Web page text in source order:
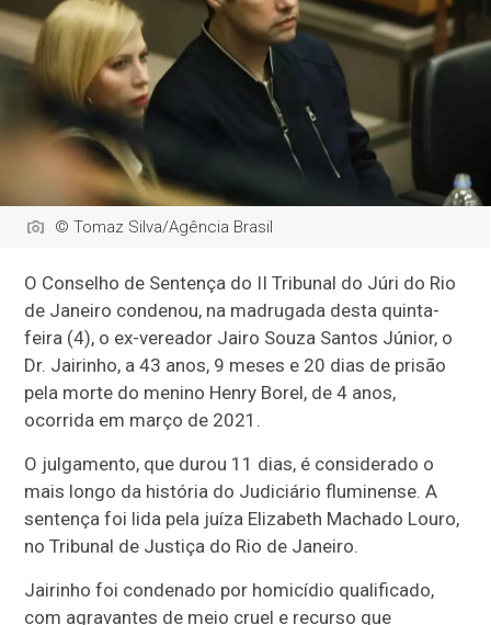
© Tomaz Silva/Agência Brasil
O Conselho de Sentença do II Tribunal do Júri do Rio
de Janeiro condenou, na madrugada desta quinta-
feira (4), o ex-vereador Jairo Souza Santos Júnior, o
Dr. Jairinho, a 43 anos, 9 meses e 20 dias de prisão
pela morte do menino Henry Borel, de 4 anos,
ocorrida em março de 2021.
O julgamento, que durou 11 dias, é considerado o
mais longo da história do Judiciário fluminense. A
sentença foi lida pela juíza Elizabeth Machado Louro,
no Tribunal de Justiça do Rio de Janeiro.
Jairinho foi condenado por homicídio qualificado,
com agravantes de meio cruel e recurso que